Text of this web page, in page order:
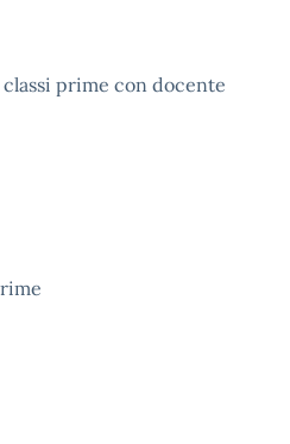
classi prime con docente